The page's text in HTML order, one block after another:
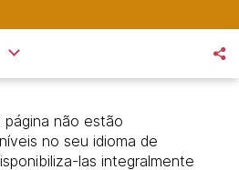
não estão
no seu idioma de
las integralmente